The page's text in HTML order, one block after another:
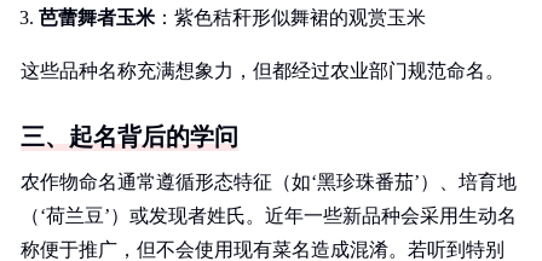
芭蕾舞者玉米 ：紫色秸秆形似舞裙的观赏玉米
这些品种名称充满想象力，但都经过农业部门规范命名。
三、起名背后的学问
农作物命名通常遵循形态特征（如‘黑珍珠番茄’）、培育地
（‘荷兰豆’）或发现者姓氏。近年一些新品种会采用生动名
称便于推广，但不会使用现有菜名造成混淆。若听到特别